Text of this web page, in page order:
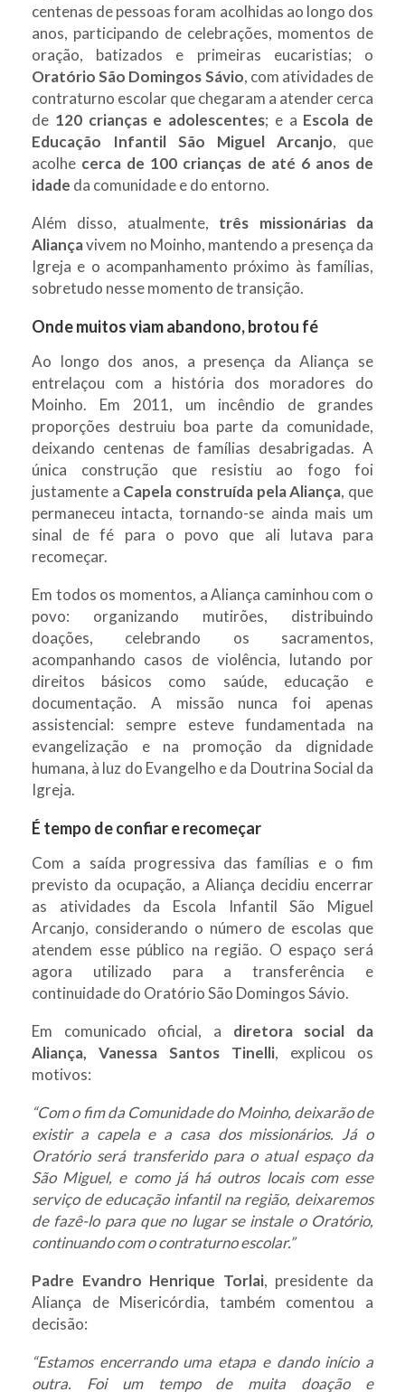
centenas de pessoas foram acolhidas ao longo dos
anos, participando de celebrações, momentos de
oração, batizados e primeiras eucaristias; o
Oratório São Domingos Sávio, com atividades de
contraturno escolar que chegaram a atender cerca
de 120 crianças e adolescentes; e a Escola de
Educação Infantil São Miguel Arcanjo, que
acolhe cerca de 100 crianças de até 6 anos de
idade da comunidade e do entorno.
Além disso, atualmente, três missionárias da
Aliançavivem no Moinho, mantendo a presença da
Igreja e o acompanhamento próximo às famílias,
sobretudo nesse momento de transição.
Onde muitos viam abandono, brotou fé
Ao longo dos anos, a presença da Aliança se
entrelaçou com a história dos moradores do
Moinho. Em 2011, um incêndio de grandes
proporções destruiu boa parte da comunidade,
deixando centenas de famílias desabrigadas. A
única construção que resistiu ao fogo foi
justamente a Capela construída pela Aliança, que
permaneceu intacta, tornando-se ainda mais um
sinal de fé para o povo que ali lutava para
recomeçar.
Em todos os momentos, a Aliança caminhou com o
povo: organizando mutirões, distribuindo
doações, celebrando os sacramentos,
acompanhando casos de violência, lutando por
direitos básicos como saúde, educação e
documentação. A missão nunca foi apenas
assistencial: sempre esteve fundamentada na
evangelização e na promoção da dignidade
humana, à luz do Evangelho e da Doutrina Social da
Igreja.
É tempo de confiar e recomeçar
Com a saída progressiva das famílias e o fim
previsto da ocupação, a Aliança decidiu encerrar
as atividades da Escola Infantil São Miguel
Arcanjo, considerando o número de escolas que
atendem esse público na região. O espaço será
agora utilizado para a transferência e
continuidade do Oratório São Domingos Sávio.
Em comunicado oficial, a diretora social da
Aliança, Vanessa Santos Tinelli, explicou os
motivos:
“Com o fim da Comunidade do Moinho, deixarão de
existir a capela e a casa dos missionários. Já o
Oratório será transferido para o atual espaço da
São Miguel, e como já há outros locais com esse
serviço de educação infantil na região, deixaremos
de fazê-lo para que no lugar se instale o Oratório,
continuando com o contraturno escolar.”
Padre Evandro Henrique Torlai, presidente da
Aliança de Misericórdia, também comentou a
decisão:
“Estamos encerrando uma etapa e dando início a
outra. Foi um tempo de muita doação e